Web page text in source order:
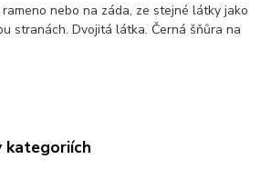
nebo na záda, ze stejné látky jako
stranách. Dvojitá látka. Černá šňůra na
kategoriích